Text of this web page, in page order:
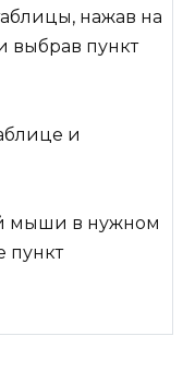
нажав на
выбрав пункт
и
мыши в нужном
пункт